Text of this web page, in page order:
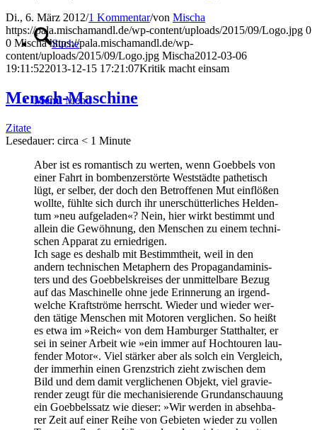
Suche
Menü Menü
Di., 6. März 2012/1 Kommentar/von Mischa
https://pala.mischamandl.de/wp-content/uploads/2015/09/Logo.jpg 0
0 Mischa https://pala.mischamandl.de/wp-
content/uploads/2015/09/Logo.jpg Mischa2012-03-06
19:11:522013-12-15 17:21:07Kri­tik macht einsam
Mensch-Maschi­ne
Zitate
Lese­dau­er: cir­ca < 1 Minu­te
Aber ist es roman­tisch zu wer­ten, wenn Goeb­bels von
einer Fahrt in bom­ben­zer­stör­te West­städ­te pathe­tisch
lügt, er sel­ber, der doch den Betrof­fe­nen Mut ein­flö­ßen
woll­te, fühl­te sich durch ihr uner­schüt­ter­li­ches Hel­den­
tum »neu auf­ge­la­den«? Nein, hier wirkt bestimmt und
allein die Gewöh­nung, den Men­schen zu einem tech­ni­
schen Appa­rat zu erniedrigen.
Ich sage es des­halb mit Bestimmt­heit, weil in den
andern tech­ni­schen Meta­phern des Pro­pa­gan­da­mi­nis­
ters und des Goeb­bel­s­krei­ses der unmit­tel­ba­re Bezug
auf das Maschi­nel­le ohne jede Erin­ne­rung an irgend­
wel­che Kraft­strö­me herrscht. Wie­der und wie­der wer­
den täti­ge Men­schen mit Moto­ren ver­gli­chen. So heißt
es etwa im »Reich« von dem Ham­bur­ger Statt­hal­ter, er
sei in sei­ner Arbeit wie »ein immer auf Hoch­tou­ren lau­
fen­der Motor«. Viel stär­ker aber als solch ein Ver­gleich,
der immer­hin einen Grenz­strich zieht zwi­schen dem
Bild und dem damit ver­gli­che­nen Objekt, viel gra­vie­
ren­der zeugt für die mecha­ni­sie­ren­de Grund­an­schau­ung
ein Goeb­bels­satz wie die­ser: »Wir wer­den in abseh­ba­
rer Zeit auf einer Rei­he von Gebie­ten wie­der zu vol­len